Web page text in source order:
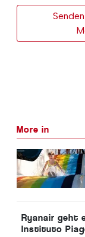
More in
Ryanair geht
Instituto